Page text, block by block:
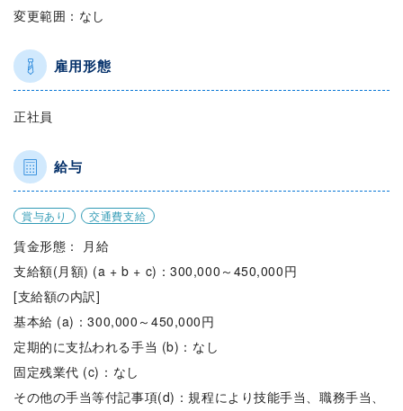
変更範囲：なし
雇用形態
正社員
給与
賞与あり 交通費支給
賃金形態： 月給
支給額(月額) (a + b + c)：300,000～450,000円
[支給額の内訳]
基本給 (a)：300,000～450,000円
定期的に支払われる手当 (b)：なし
固定残業代 (c)：なし
その他の手当等付記事項(d)：規程により技能手当、職務手当、